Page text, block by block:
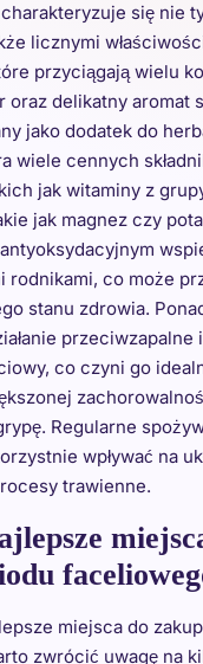
się nie
licznymi
przyciągają wielu
oraz delikatny aromat
jako dodatek do
wiele cennych
jak witaminy z
jak magnez czy
rodnikami, co może
stanu zdrowia.
przeciwzapalne
co czyni go
Regularne
wpływać na
trawienne.
miejsca do
zwrócić uwagę na